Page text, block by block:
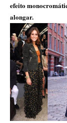
efeito
alongar.